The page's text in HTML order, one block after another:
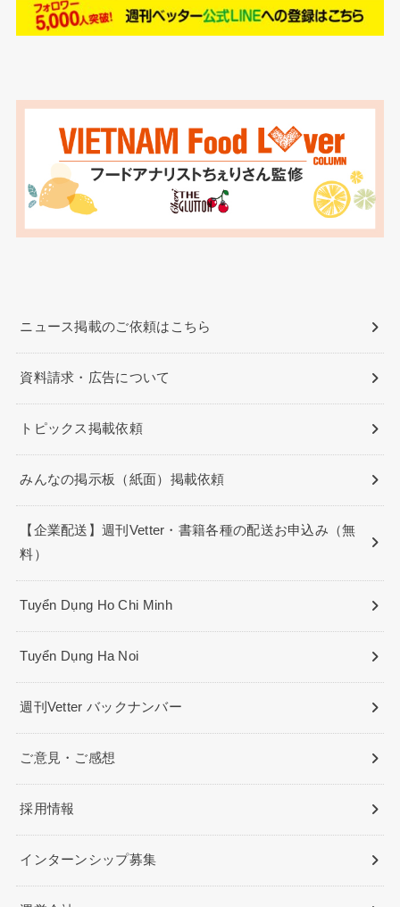
ニュース掲載のご依頼はこちら
資料請求・広告について
トピックス掲載依頼
みんなの掲示板（紙面）掲載依頼
【企業配送】週刊Vetter・書籍各種の配送お申込み（無
料）
Tuyển Dụng Ho Chi Minh
Tuyển Dụng Ha Noi
週刊Vetter バックナンバー
ご意見・ご感想
採用情報
インターンシップ募集